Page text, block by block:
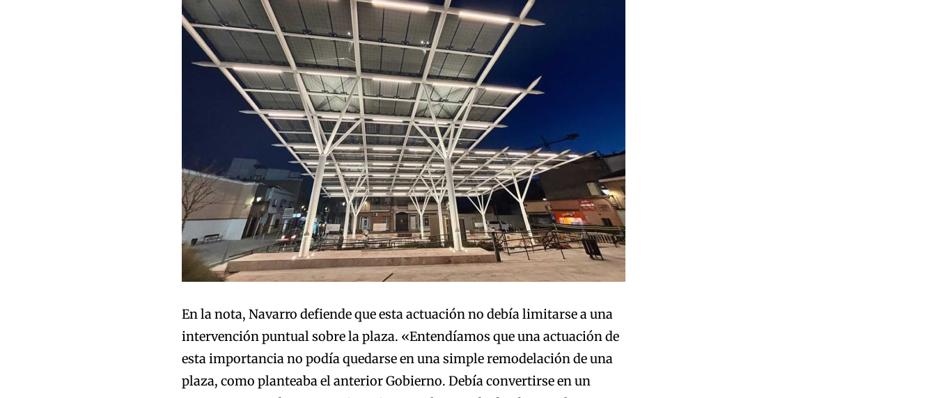
En la nota, Navarro defiende que esta actuación no debía limitarse a una
intervención puntual sobre la plaza. «Entendíamos que una actuación de
esta importancia no podía quedarse en una simple remodelación de una
plaza, como planteaba el anterior Gobierno. Debía convertirse en un